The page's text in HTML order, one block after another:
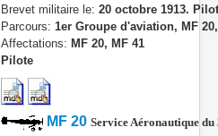
Brevet militaire le: 20 octobre 1913.
Parcours: 1er Groupe d'aviation, MF
Affectations: MF 20, MF 41
Pilote
MF 20 Service Aéronautique du